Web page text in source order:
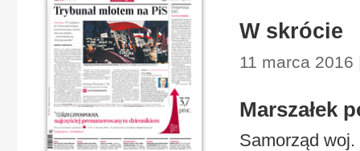
W skrócie
11 marca
Marszałek
Samorząd